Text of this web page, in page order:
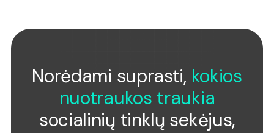
Norėdami suprasti, kokios
nuotraukos traukia
socialinių tinklų sekėjus,